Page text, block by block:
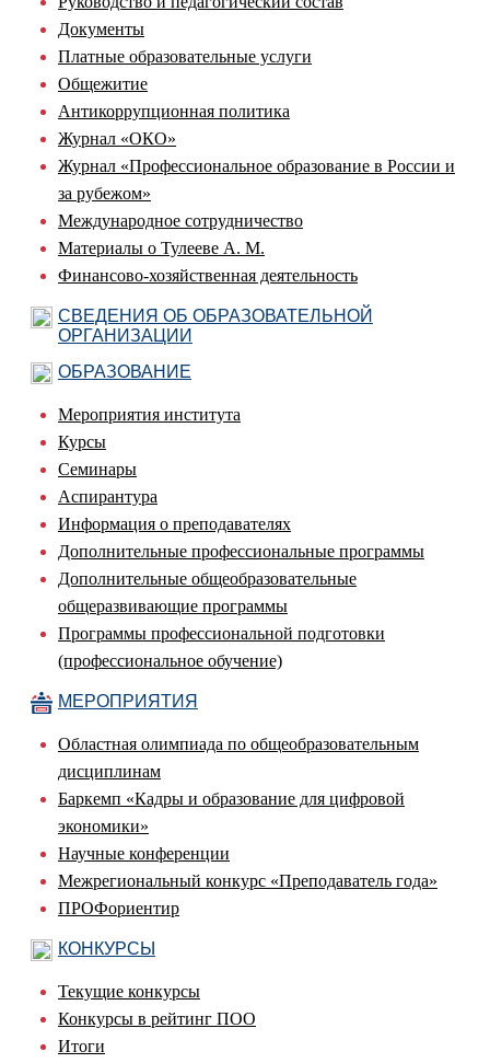
Документы
Платные образовательные услуги
Общежитие
Антикоррупционная политика
Журнал «ОКО»
Журнал «Профессиональное образование в России и
за рубежом»
Международное сотрудничество
Материалы о Тулееве А. М.
Финансово-хозяйственная деятельность
СВЕДЕНИЯ ОБ ОБРАЗОВАТЕЛЬНОЙ
ОРГАНИЗАЦИИ
ОБРАЗОВАНИЕ
Мероприятия института
Курсы
Семинары
Аспирантура
Информация о преподавателях
Дополнительные профессиональные программы
Дополнительные общеобразовательные
общеразвивающие программы
Программы профессиональной подготовки
(профессиональное обучение)
МЕРОПРИЯТИЯ
Областная олимпиада по общеобразовательным
дисциплинам
Баркемп «Кадры и образование для цифровой
экономики»
Научные конференции
Межрегиональный конкурс «Преподаватель года»
ПРОФориентир
КОНКУРСЫ
Текущие конкурсы
Конкурсы в рейтинг ПОО
Итоги